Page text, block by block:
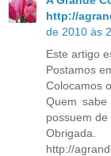
http://
de 2010 às
Este artigo
Postamos
Colocamos
Quem
possuem de
Obrigada.
http://